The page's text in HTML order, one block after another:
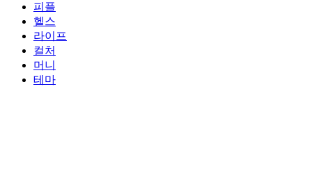
피플
헬스
라이프
컬처
머니
테마